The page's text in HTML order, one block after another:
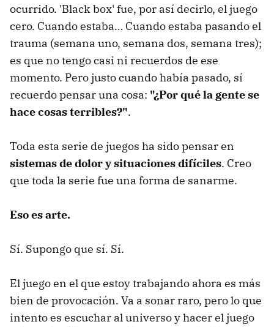
ocurrido. 'Black box' fue, por así decirlo, el juego
cero. Cuando estaba… Cuando estaba pasando el
trauma (semana uno, semana dos, semana tres);
es que no tengo casi ni recuerdos de ese
momento. Pero justo cuando había pasado, sí
recuerdo pensar una cosa: "¿Por qué la gente se
hace cosas terribles?".
Toda esta serie de juegos ha sido pensar en
sistemas de dolor y situaciones difíciles. Creo
que toda la serie fue una forma de sanarme.
Eso es arte.
Sí. Supongo que sí. Sí.
El juego en el que estoy trabajando ahora es más
bien de provocación. Va a sonar raro, pero lo que
intento es escuchar al universo y hacer el juego